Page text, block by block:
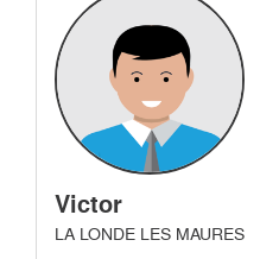
Victor
LA LONDE LES MAURES